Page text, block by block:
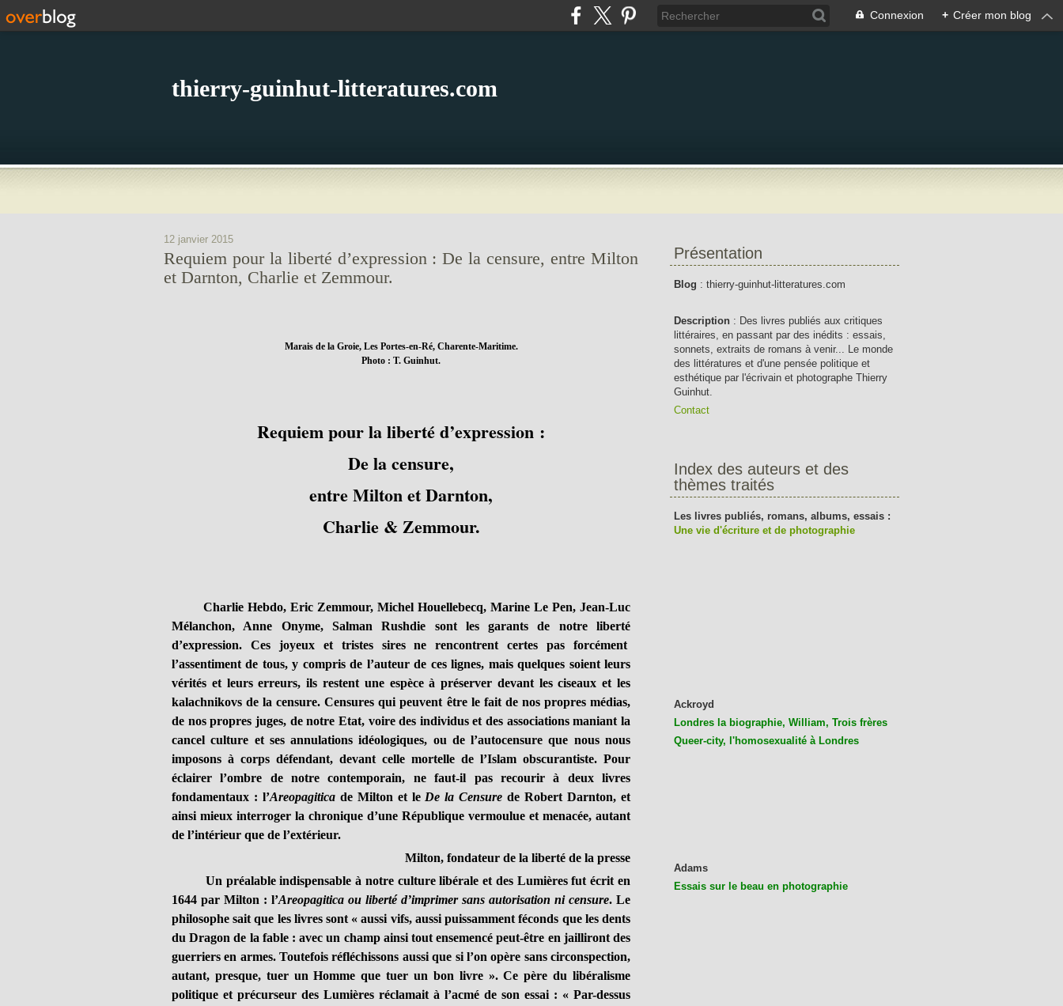
Connexion + Créer mon blog
thierry-guinhut-litteratures.com
12 janvier 2015
Requiem pour la liberté d’expression : De la censure, entre Milton
et Darnton, Charlie et Zemmour.
Marais de la Groie, Les Portes-en-Ré, Charente-Maritime.
Photo : T. Guinhut.
Requiem pour la liberté d’expression :
De la censure,
entre Milton et Darnton,
Charlie & Zemmour.
Charlie Hebdo, Eric Zemmour, Michel Houellebecq, Marine Le Pen, Jean-Luc
Mélanchon, Anne Onyme, Salman Rushdie sont les garants de notre liberté
d’expression. Ces joyeux et tristes sires ne rencontrent certes pas forcément
l’assentiment de tous, y compris de l’auteur de ces lignes, mais quelques soient leurs
vérités et leurs erreurs, ils restent une espèce à préserver devant les ciseaux et les
kalachnikovs de la censure. Censures qui peuvent être le fait de nos propres médias,
de nos propres juges, de notre Etat, voire des individus et des associations maniant la
cancel culture et ses annulations idéologiques, ou de l’autocensure que nous nous
imposons à corps défendant, devant celle mortelle de l’Islam obscurantiste. Pour
éclairer l’ombre de notre contemporain, ne faut-il pas recourir à deux livres
fondamentaux : l’Areopagiticade Milton et le De la Censure de Robert Darnton, et
ainsi mieux interroger la chronique d’une République vermoulue et menacée, autant
de l’intérieur que de l’extérieur.
Milton, fondateur de la liberté de la presse
Un préalable indispensable à notre culture libérale et des Lumières fut écrit en
1644 par Milton : l’Areopagitica ou liberté d’imprimer sans autorisation ni censure. Le
philosophe sait que les livres sont « aussi vifs, aussi puissamment féconds que les dents
du Dragon de la fable : avec un champ ainsi tout ensemencé peut-être en jailliront des
guerriers en armes. Toutefois réfléchissons aussi que si l’on opère sans circonspection,
autant, presque, tuer un Homme que tuer un bon livre ». Ce père du libéralisme
politique et précurseur des Lumières réclamait à l’acmé de son essai : « Par-dessus
Présentation
Blog : thierry-guinhut-litteratures.com
Description : Des livres publiés aux critiques
littéraires, en passant par des inédits : essais,
sonnets, extraits de romans à venir... Le monde
des littératures et d'une pensée politique et
esthétique par l'écrivain et photographe Thierry
Guinhut.
Contact
Index des auteurs et des
thèmes traités
Les livres publiés, romans, albums, essais :
Une vie d'écriture et de photographie
Ackroyd
Londres la biographie, William, Trois frères
Queer-city, l'homosexualité à Londres
Adams
Essais sur le beau en photographie